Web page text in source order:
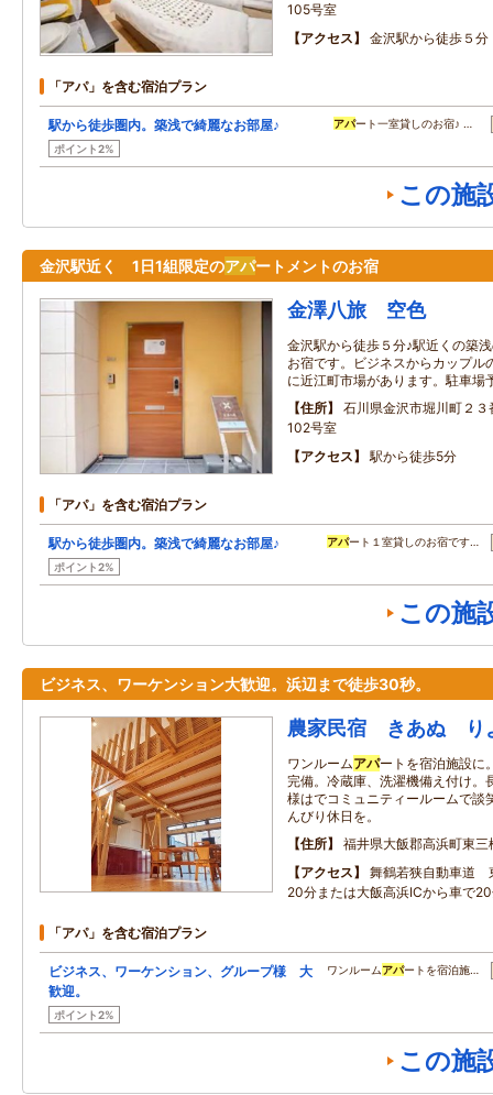
105号室
アクセス
金沢駅から徒歩５分
「アパ」を含む宿泊プラン
駅から徒歩圏内。築浅で綺麗なお部屋♪
ポイント2%
アパート一室貸しのお宿♪ …
この施
金沢駅近く 1日1組限定のアパートメントのお宿
金澤八旅 空色
金沢駅から徒歩５分♪駅近くの築
お宿です。ビジネスからカップル
に近江町市場があります。駐車場
住所
石川県金沢市堀川町２
102号室
アクセス
駅から徒歩5分
「アパ」を含む宿泊プラン
駅から徒歩圏内。築浅で綺麗なお部屋♪
ポイント2%
アパート１室貸しのお宿です…
この施
ビジネス、ワーケンション大歓迎。浜辺まで徒歩30秒。
農家民宿 きあぬ り
ワンルームアパートを宿泊施設に
完備。冷蔵庫、洗濯機備え付け。
様はでコミュニティールームで談
んびり休日を。
住所
福井県大飯郡高浜町東三
アクセス
舞鶴若狭自動車道
20分または大飯高浜ICから車で
「アパ」を含む宿泊プラン
ビジネス、ワーケンション、グループ様 大
歓迎。
ポイント2%
ワンルームアパートを宿泊施…
この施